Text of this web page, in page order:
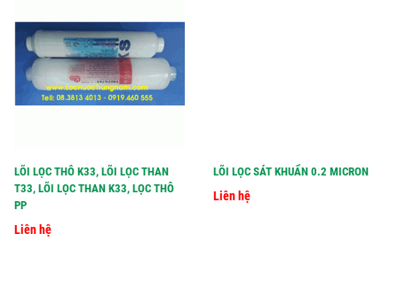
LÕI LỌC THÔ K33, LÕI LỌC THAN
T33, LÕI LỌC THAN K33, LỌC THÔ
PP
Liên hệ
LÕI LỌC SÁT KHUẨN 0.2 MICRON
Liên hệ